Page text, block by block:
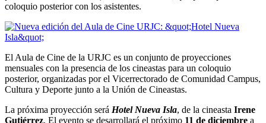
coloquio posterior con los asistentes.
El Aula de Cine de la URJC es un conjunto de proyecciones
mensuales con la presencia de los cineastas para un coloquio
posterior, organizadas por el Vicerrectorado de Comunidad Campus,
Cultura y Deporte junto a la Unión de Cineastas.
La próxima proyección será Hotel Nueva Isla, de la cineasta Irene
Gutiérrez. El evento se desarrollará el próximo 11 de diciembre a